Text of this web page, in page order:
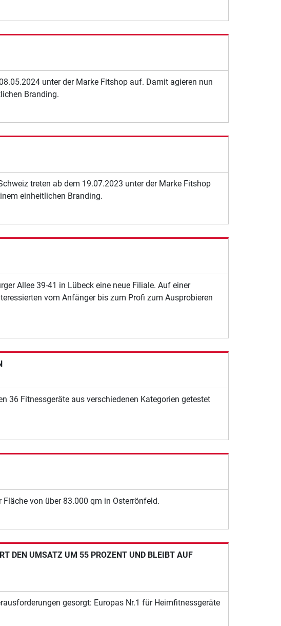
unter der Marke Fitshop auf. Damit agieren nun
Branding.
treten ab dem 19.07.2023 unter der Marke Fitshop
einheitlichen Branding.
Allee 39-41 in Lübeck eine neue Filiale. Auf einer
vom Anfänger bis zum Profi zum Ausprobieren
36 Fitnessgeräte aus verschiedenen Kategorien getestet
von über 83.000 qm in Osterrönfeld.
DEN UMSATZ UM 55 PROZENT UND BLEIBT AUF
gesorgt: Europas Nr.1 für Heimfitnessgeräte